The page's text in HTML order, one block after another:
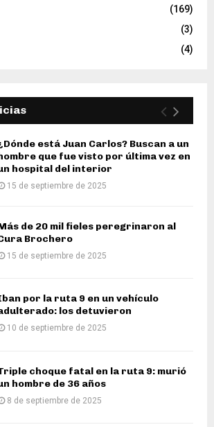
(169)
(3)
(4)
está Juan Carlos? Buscan a un
que fue visto por última vez en
hospital del interior
15 de septiembre de 2025
de 20 mil fieles peregrinaron al
Brochero
15 de septiembre de 2025
por la ruta 9 en un vehículo
los detuvieron
10 de septiembre de 2025
choque fatal en la ruta 9: murió
hombre de 36 años
8 de septiembre de 2025